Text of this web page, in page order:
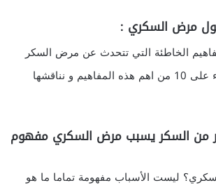
مرض السكري :
الخاطئة التي تتحدث عن مرض السكر
واليوم سنلقى الضوء على 10 من اهم هذه المفاهيم و نناقشها
من السكر يسبب مرض السكري مفهوم
ليست الأسباب مفهومة تماما ما هو